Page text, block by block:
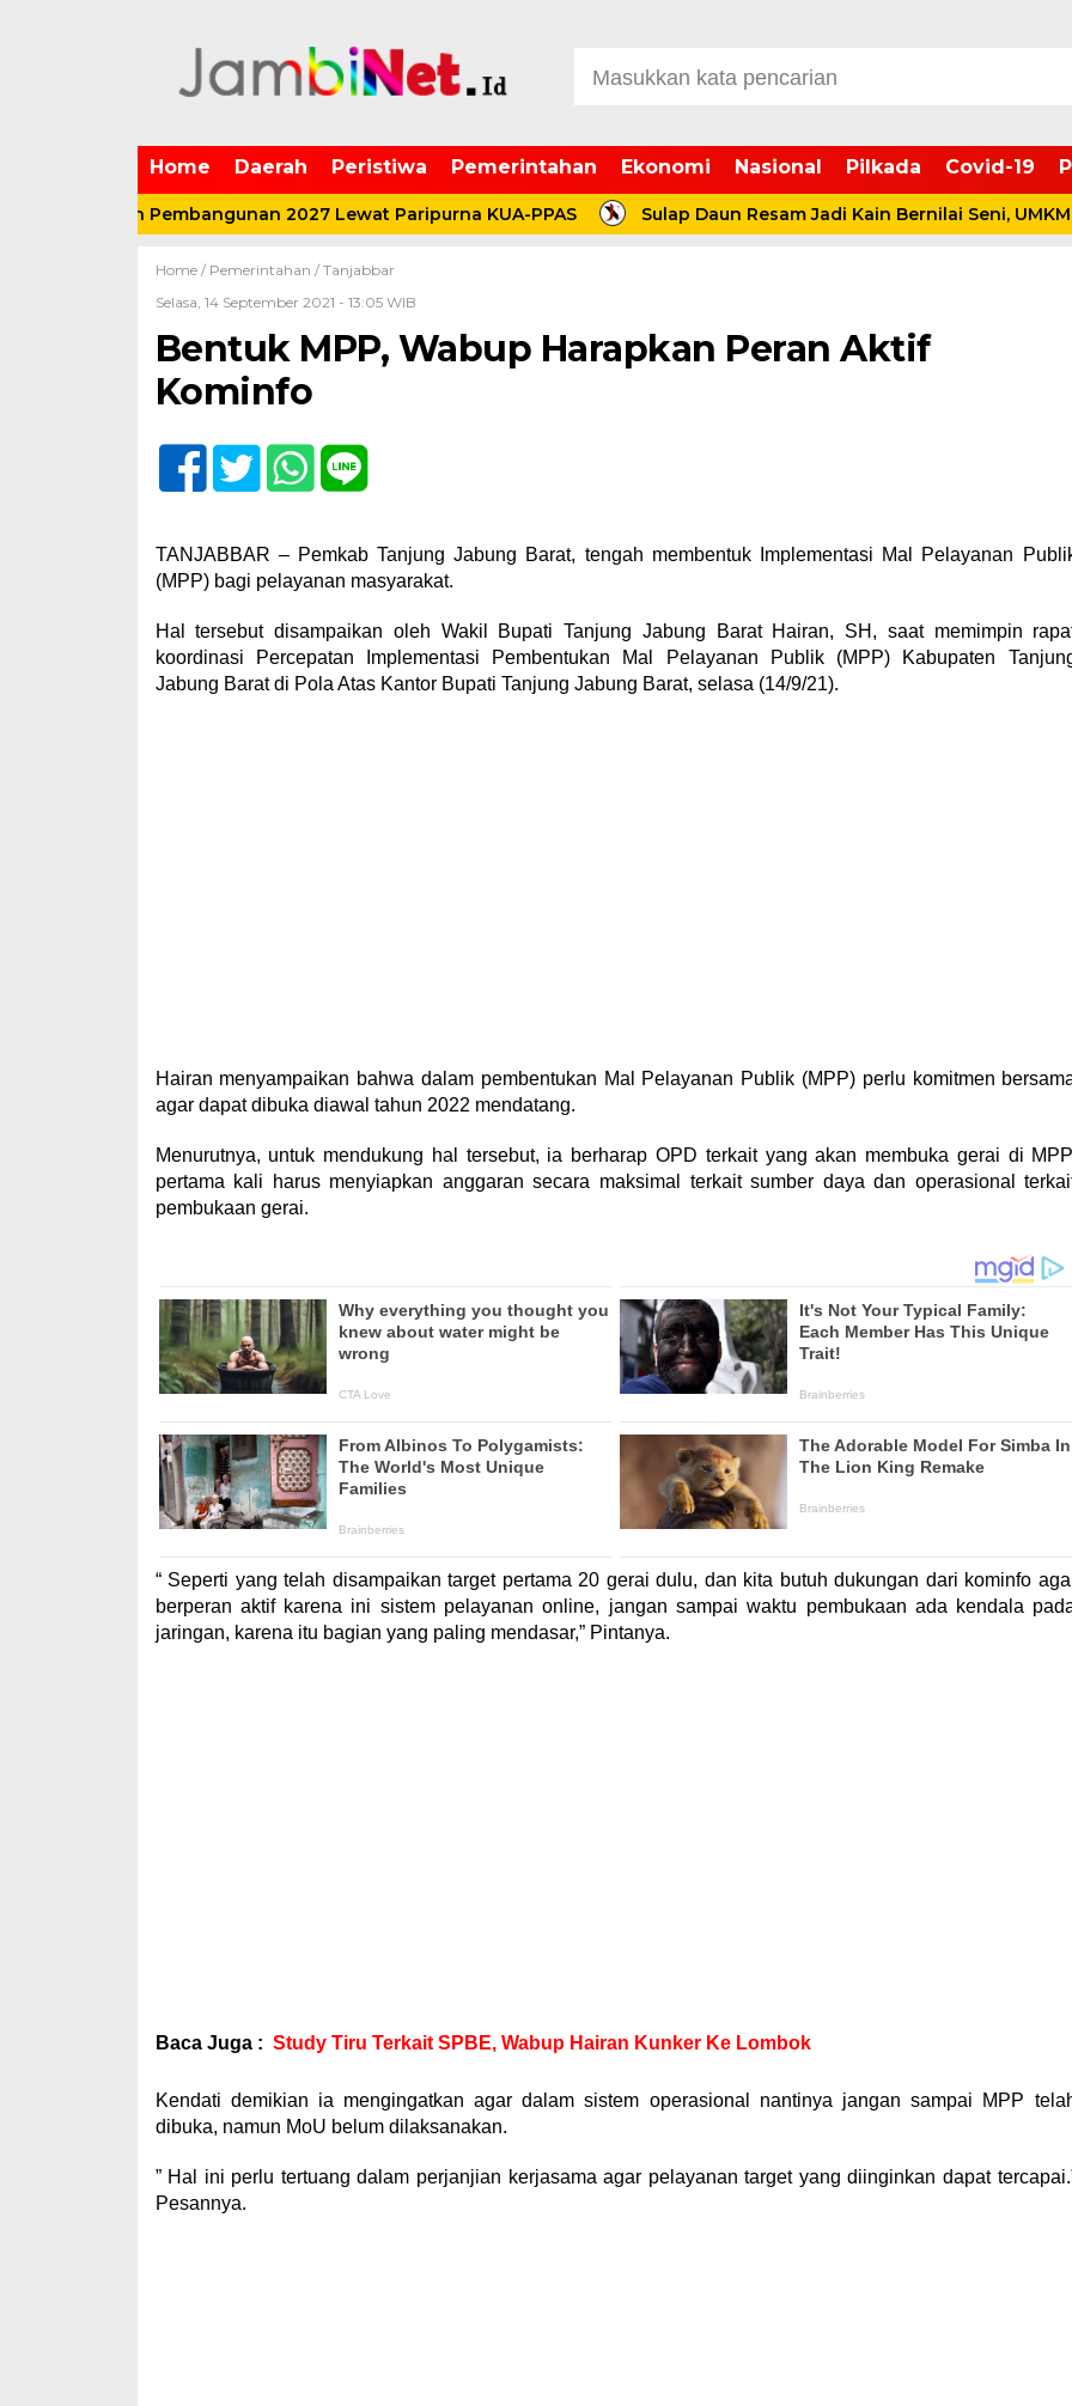
Home Daerah Peristiwa Pemerintahan Ekonomi Nasional Pilkada Covid-19
Arah Pembangunan 2027 Lewat Paripurna KUA-PPAS Sulap Daun Resam Jadi Kain Bernilai Seni, UMKM
Home / Pemerintahan / Tanjabbar
Selasa, 14 September 2021 - 13:05 WIB
Bentuk MPP, Wabup Harapkan Peran Aktif
Kominfo
TANJABBAR – Pemkab Tanjung Jabung Barat, tengah membentuk Implementasi Mal Pelayanan
(MPP) bagi pelayanan masyarakat.
Hal tersebut disampaikan oleh Wakil Bupati Tanjung Jabung Barat Hairan, SH, saat memimpin
koordinasi Percepatan Implementasi Pembentukan Mal Pelayanan Publik (MPP) Kabupaten
Jabung Barat di Pola Atas Kantor Bupati Tanjung Jabung Barat, selasa (14/9/21).
Hairan menyampaikan bahwa dalam pembentukan Mal Pelayanan Publik (MPP) perlu komitmen
agar dapat dibuka diawal tahun 2022 mendatang.
Menurutnya, untuk mendukung hal tersebut, ia berharap OPD terkait yang akan membuka gerai di
pertama kali harus menyiapkan anggaran secara maksimal terkait sumber daya dan operasional
pembukaan gerai.
“ Seperti yang telah disampaikan target pertama 20 gerai dulu, dan kita butuh dukungan dari kominfo
berperan aktif karena ini sistem pelayanan online, jangan sampai waktu pembukaan ada kendala
jaringan, karena itu bagian yang paling mendasar,” Pintanya.
Baca Juga : Study Tiru Terkait SPBE, Wabup Hairan Kunker Ke Lombok
Kendati demikian ia mengingatkan agar dalam sistem operasional nantinya jangan sampai MPP
dibuka, namun MoU belum dilaksanakan.
” Hal ini perlu tertuang dalam perjanjian kerjasama agar pelayanan target yang diinginkan dapat
Pesannya.